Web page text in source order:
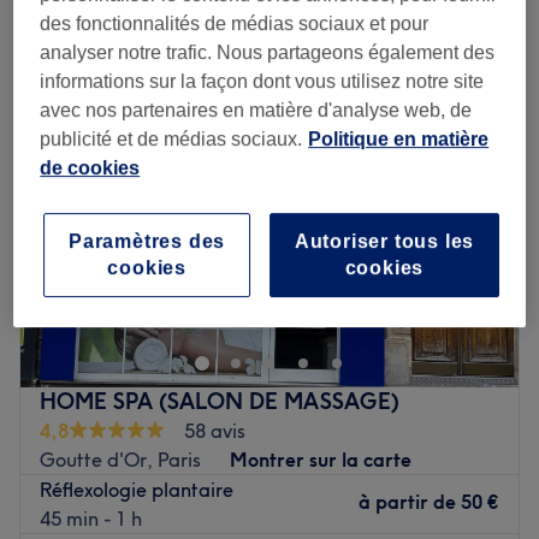
Lundi 11:00–21:00
Mardi
11:00–21:00
Mercredi
11:00–21:00
Jeudi
11:00– 21:00
Vendredi
11:00–21:00
Samedi
Dimanche
11:00–21:00
La petite maison de thé est un salon de massage situé
dans le 10 ème arrondissement de Paris, dans le quartier
Goncourt et à quelques pas du métro éponyme.
Dans une ambiance apaisante et conviviale, vous
voyagez le temps d’un massage Thaï ou Chinois pour
retrouver sérénité et bien-être. Les cabines cocooning et
intimistes vous offrent un cadre de rêve où vous pouvez
recevoir des massages personnalisés.
HOME SPA (SALON DE MASSAGE)
4,8
58 avis
Goutte d'Or, Paris
Montrer sur la carte
Réflexologie plantaire
45 min - 1 h
à partir de 50 €
des fonctionnalités de médias sociaux et pour
analyser notre trafic. Nous partageons également des
informations sur la façon dont vous utilisez notre site
avec nos partenaires en matière d'analyse web, de
publicité et de médias sociaux. Politique en matière
de cookies
Autoriser tous les
cookies
Paramètres des
cookies